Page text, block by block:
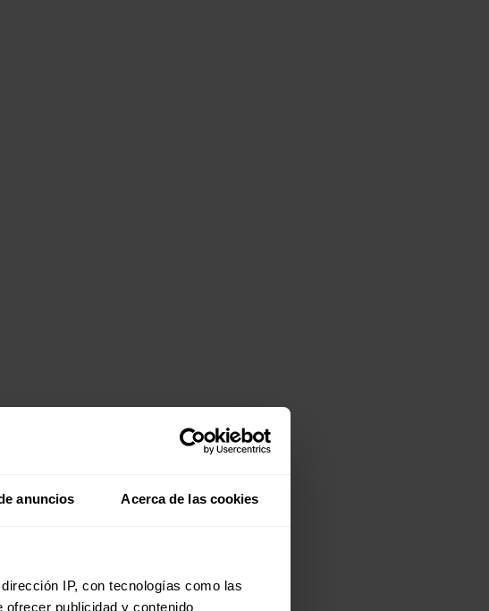
anuncios Acerca de las cookies
IP, con tecnologías como las
publicidad y contenido